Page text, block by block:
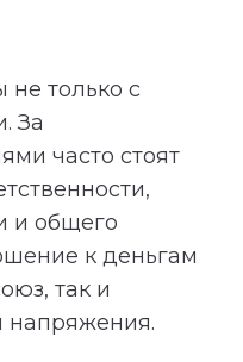
не только с
За
часто стоят
и общего
к деньгам
так и
напряжения.